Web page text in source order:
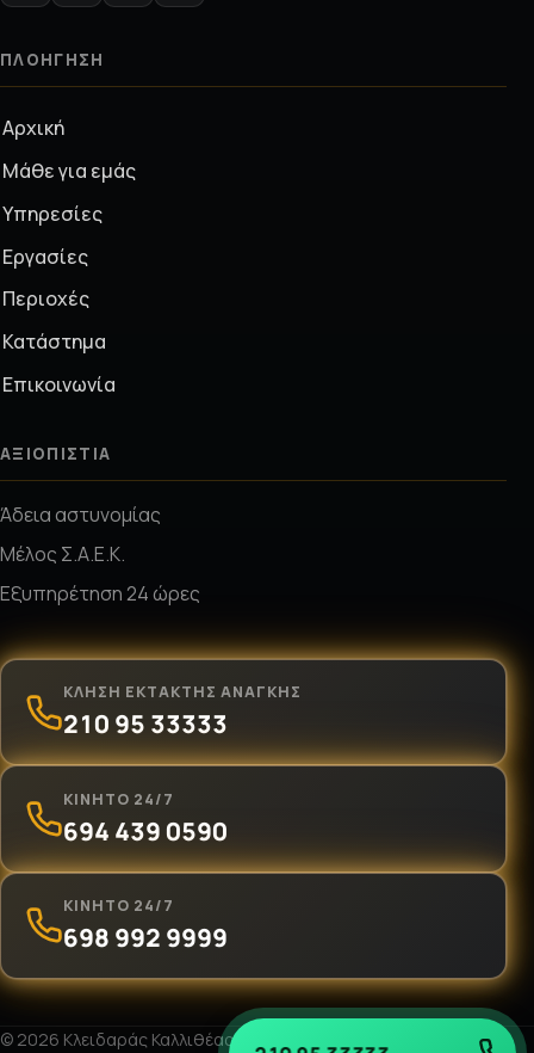
ΠΛΟΉΓΗΣΗ
Αρχική
Μάθε για εμάς
Υπηρεσίες
Εργασίες
Περιοχές
Κατάστημα
Επικοινωνία
ΑΞΙΟΠΙΣΤΊΑ
Άδεια αστυνομίας
Μέλος Σ.Α.Ε.Κ.
Εξυπηρέτηση 24 ώρες
ΚΛΉΣΗ ΈΚΤΑΚΤΗΣ ΑΝΆΓΚΗΣ
210 95 33333
ΚΙΝΗΤΌ 24/7
694 439 0590
ΚΙΝΗΤΌ 24/7
698 992 9999
© 2026 Κλειδαράς Καλλιθέας «Ο Νίκος». Με επιφύλαξη παντός